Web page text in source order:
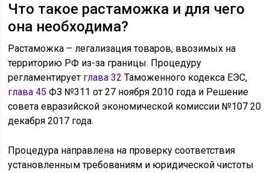
Что такое растаможка и для чего
она необходима?
Растаможка – легализация товаров, ввозимых на
территорию РФ из-за границы. Процедуру
регламентирует глава 32 Таможенного кодекса ЕЭС,
глава 45 ФЗ №311 от 27 ноября 2010 года и Решение
совета евразийской экономической комиссии №107 20
декабря 2017 года.
Процедура направлена на проверку соответствия
установленным требованиям и юридической чистоты